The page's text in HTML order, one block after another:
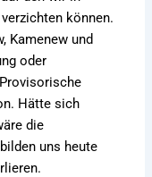
können.
Kamenew und
oder
Hätte sich
die
uns heute